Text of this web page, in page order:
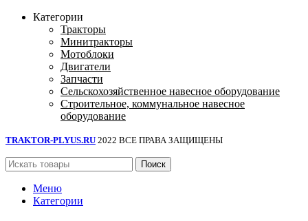
Категории
Тракторы
Минитракторы
Мотоблоки
Двигатели
Запчасти
Сельскохозяйственное навесное оборудование
Строительное, коммунальное навесное
оборудование
TRAKTOR-PLYUS.RU 2022 ВСЕ ПРАВА ЗАЩИЩЕНЫ
Поиск
Меню
Категории